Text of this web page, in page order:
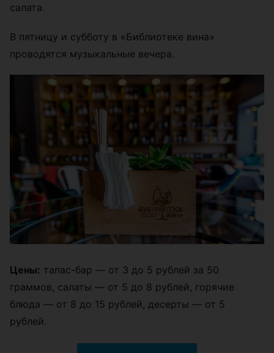
салата.
В пятницу и субботу в «Библиотеке вина»
проводятся музыкальные вечера.
Цены: тапас-бар — от 3 до 5 рублей за 50
граммов, салаты — от 5 до 8 рублей, горячие
блюда — от 8 до 15 рублей, десерты — от 5
рублей.